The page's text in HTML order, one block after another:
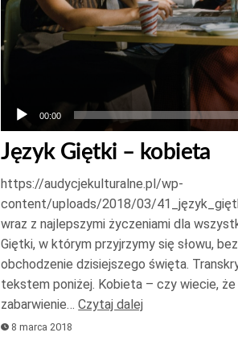
00:00
Język Giętki – kobieta
https://audycjekulturalne.pl/wp-
content/uploads/2018/03/
wraz z najlepszymi życzeniami dla
Giętki, w którym przyjrzymy się słowu,
obchodzenie dzisiejszego święta.
tekstem poniżej. Kobieta – czy wiecie,
zabarwienie…Czytaj dalej
8 marca 2018